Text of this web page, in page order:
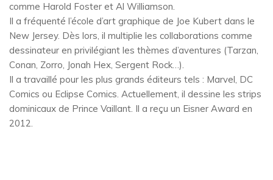
comme Harold Foster et Al Williamson.
Il a fréquenté l’école d’art graphique de Joe Kubert dans le
New Jersey. Dès lors, il multiplie les collaborations comme
dessinateur en privilégiant les thèmes d’aventures (Tarzan,
Conan, Zorro, Jonah Hex, Sergent Rock…).
Il a travaillé pour les plus grands éditeurs tels : Marvel, DC
Comics ou Eclipse Comics. Actuellement, il dessine les strips
dominicaux de Prince Vaillant. Il a reçu un Eisner Award en
2012.